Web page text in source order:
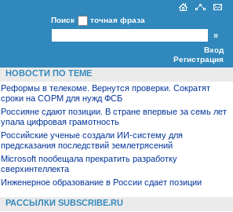
Поиск точная фраза
Вход
Регистрация
НОВОСТИ ПО ТЕМЕ
Реформы в телекоме. Вернутся проверки. Сократят
сроки на СОРМ для нужд ФСБ
Россияне сдают позиции. В стране впервые за семь лет
упала цифровая грамотность
Российские ученые создали ИИ‑систему для
предсказания последствий землетрясений
Microsoft пообещала прекратить разработку
сверхинтеллекта
Инженерное образование в России сдает позиции
РАССЫЛКИ SUBSCRIBE.RU